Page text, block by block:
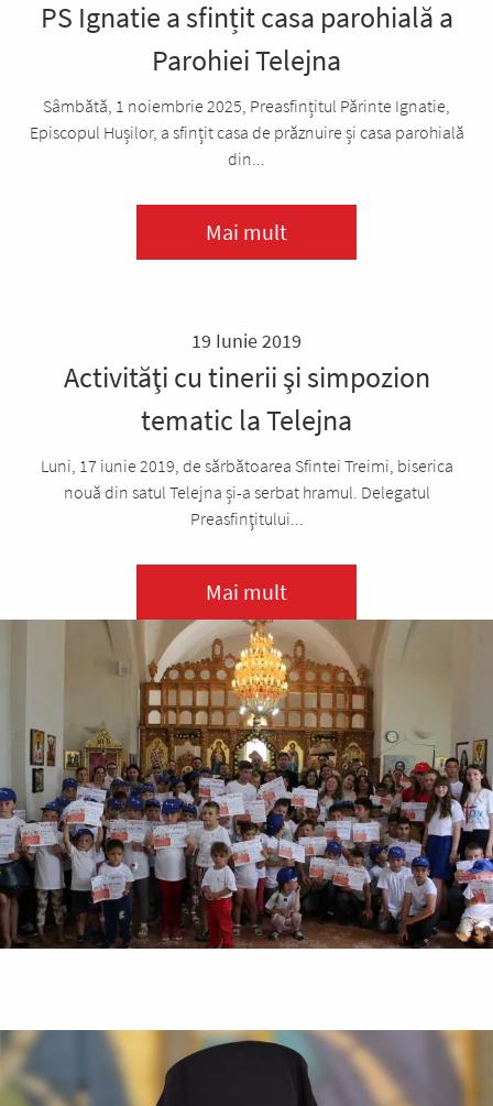
PS Ignatie a sfințit casa parohială a
Parohiei Telejna
Sâmbătă, 1 noiembrie 2025, Preasfințitul Părinte Ignatie,
Episcopul Hușilor, a sfințit casa de prăznuire și casa parohială
din...
Mai mult
19 Iunie 2019
Activităţi cu tinerii şi simpozion
tematic la Telejna
Luni, 17 iunie 2019, de sărbătoarea Sfintei Treimi, biserica
nouă din satul Telejna și-a serbat hramul. Delegatul
Preasfinţitului...
Mai mult